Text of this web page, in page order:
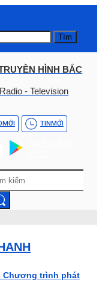
Tìm
HÌNH BẮC
- Television
MỚI TINMỚI
Chương trình phát